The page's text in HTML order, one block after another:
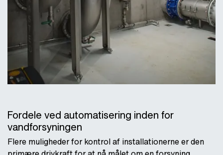
Fordele ved automatisering inden for
vandforsyningen
Flere muligheder for kontrol af installationerne er den